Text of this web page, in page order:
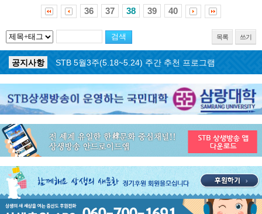
36 37 38 39 40
목록 쓰기
공지사항 ON AIR 서비스 장애 복구 안내
공지사항
STB 5월4주(5.25~5.31) 주간 추천 프로그램
공지사항
STB 5월3주(5.18~5.24) 주간 추천 프로그램
공지사항
STB 4월마지막주(4.27~5.3) 주간 추천 프로그램
STB 4월4주(4.20~4.26) 주간 추천 프로그램
공지사항
STB 4월2주(4.6~4.12) 주간 추천 프로그램
공지사항
STB 4월1주(3.30~4.5) 주간 추천 프로그램
공지사항
STB 3월4주(3.23~3.29) 주간 추천 프로그램